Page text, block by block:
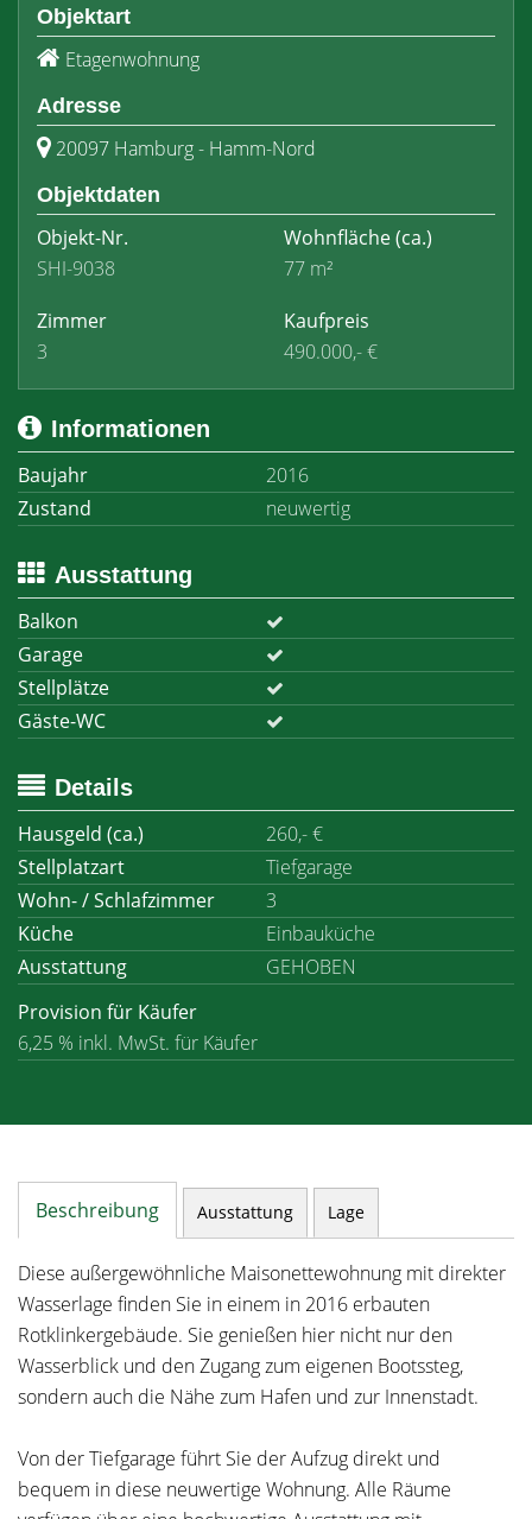
Objektart
Etagenwohnung
Adresse
20097 Hamburg - Hamm-Nord
Objektdaten
Objekt-Nr.
SHI-9038
Wohnfläche(ca.)
77 m²
Zimmer
3
Kaufpreis
490.000,- €
Informationen
Baujahr
2016
Zustand
neuwertig
Ausstattung
Balkon
Garage
Stellplätze
Gäste-WC
Details
Hausgeld (ca.)
260,- €
Stellplatzart
Tiefgarage
Wohn- / Schlafzimmer
3
Küche
Einbauküche
Ausstattung
GEHOBEN
Provision für Käufer
6,25 % inkl. MwSt. für Käufer
Beschreibung Ausstattung Lage
Diese außergewöhnliche Maisonettewohnung mit direkter
Wasserlage finden Sie in einem in 2016 erbauten
Rotklinkergebäude. Sie genießen hier nicht nur den
Wasserblick und den Zugang zum eigenen Bootssteg,
sondern auch die Nähe zum Hafen und zur Innenstadt.
Von der Tiefgarage führt Sie der Aufzug direkt und
bequem in diese neuwertige Wohnung. Alle Räume